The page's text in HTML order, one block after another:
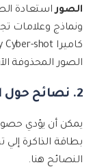
الصوراستعادة
ونماذج وعلامات
الصور المحذوفة
2. نصائح حول استعادة الصور الرقمية بسهولة
يمكن أن يؤدي
بطاقة الذاكرة إلي
النصائح هنا.